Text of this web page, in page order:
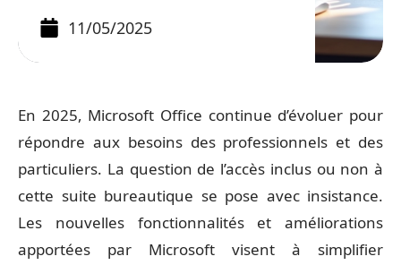
11/05/2025
En 2025, Microsoft Office continue d’évoluer pour
répondre aux besoins des professionnels et des
particuliers. La question de l’accès inclus ou non à
cette suite bureautique se pose avec insistance.
Les nouvelles fonctionnalités et améliorations
apportées par Microsoft visent à simplifier